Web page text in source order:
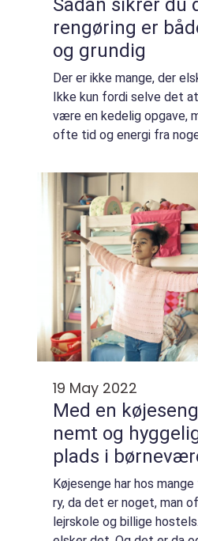
Sådan sikrer du
rengøring er
og grundig
Der er ikke mange, der
Ikke kun fordi selve det
være en kedelig opgave,
ofte tid og energi fra
mange, der er hurtige
19 May 2022
Med en
nemt og
plads i
Køjesenge har hos
ry, da det er noget, man
lejrskole og billige